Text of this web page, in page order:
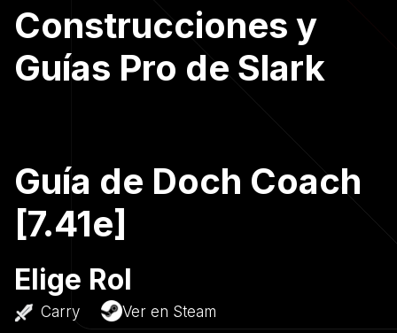
Construcciones y
Guías Pro de Slark
Guía de Doch Coach
[7.41e]
Elige Rol
Carry Ver en Steam